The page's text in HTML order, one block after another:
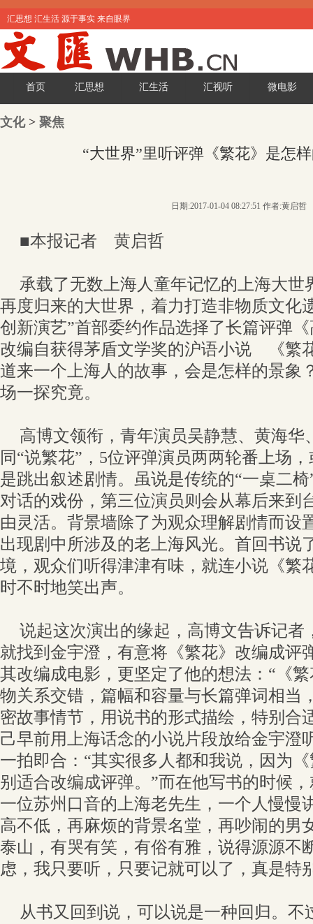
汇思想 汇生活 源于事实 来自眼界
首页 汇思想 汇生活 汇视听 微电影
文化> 聚焦
“大世界”里听评弹《繁花》是怎
日期:2017-01-04 08:27:51 作者:黄启哲
■本报记者 黄启哲
承载了无数上海人童年记忆的上海大世
再度归来的大世界，着力打造非物质文化
创新演艺”首部委约作品选择了长篇评弹
改编自获得茅盾文学奖的沪语小说 《繁
道来一个上海人的故事，会是怎样的景象
场一探究竟。
高博文领衔，青年演员吴静慧、黄海华
同“说繁花”，5位评弹演员两两轮番上场
是跳出叙述剧情。虽说是传统的“一桌二
对话的戏份，第三位演员则会从幕后来到
由灵活。背景墙除了为观众理解剧情而设
出现剧中所涉及的老上海风光。首回书说
境，观众们听得津津有味，就连小说《繁
时不时地笑出声。
说起这次演出的缘起，高博文告诉记者
就找到金宇澄，有意将《繁花》改编成评
其改编成电影，更坚定了他的想法：“《
物关系交错，篇幅和容量与长篇弹词相当
密故事情节，用说书的形式描绘，特别合
己早前用上海话念的小说片段放给金宇澄
一拍即合：“其实很多人都和我说，因为
别适合改编成评弹。”而在他写书的时候
一位苏州口音的上海老先生，一个人慢慢
高不低，再麻烦的背景名堂，再吵闹的男
泰山，有哭有笑，有俗有雅，说得源源不
虑，我只要听，只要记就可以了，真是
从书又回到说，可以说是一种回归。不